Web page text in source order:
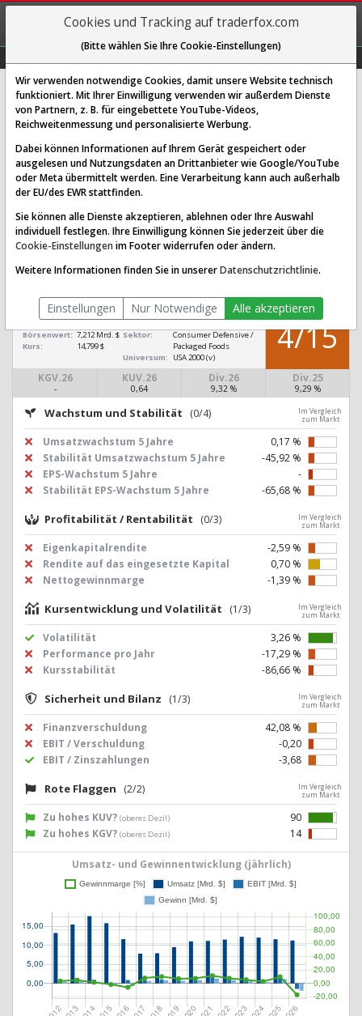
REGIS-
TRIEREN
ConAgra Brands Aktie: Realtime-
Kurs & Analyse (861259 | CAG)
SCORING SYSTEMS:
Qualitäts-Check Dividenden-Check
Wachstums-Check
Robustheits-Check
Qualitäts-Check:Ist die Aktie zum Investieren
Infos zum Score
ConAgra Brands[CAG 861259
US2058871029]
Börsenwert: 7,212 Mrd. $
Kurs:
14,799 $
Sektor:
Consumer Defensive /
Packaged Foods
Universum:
USA 2000 (v)
KGV.26
-
KUV.26
0,64
Div.26
9,32 %
Div.25
9,29 %
4/15
Wachstum und Stabilität (0/4)
Im Vergleich
zum Markt
Umsatzwachstum 5 Jahre
0,17 %
Stabilität Umsatzwachstum 5 Jahre
-45,92 %
EPS-Wachstum 5 Jahre
-
Stabilität EPS-Wachstum 5 Jahre
-65,68 %
Profitabilität / Rentabilität (0/3)
Im Vergleich
zum Markt
Eigenkapitalrendite
-2,59 %
Rendite auf das eingesetzte Kapital
0,70 %
Nettogewinnmarge
-1,39 %
Kursentwicklung und Volatilität (1/3)
Im Vergleich
zum Markt
Volatilität
3,26 %
Performance pro Jahr
-17,29 %
Kursstabilität
-86,66 %
Sicherheit und Bilanz (1/3)
Im Vergleich
zum Markt
Finanzverschuldung
42,08 %
EBIT / Verschuldung
-0,20
EBIT / Zinszahlungen
-3,68
Rote Flaggen (2/2)
Im Vergleich
zum Markt
Zu hohes KUV? (oberes Dezil)
90
Zu hohes KGV? (oberes Dezil) 14
Umsatz- und Gewinnentwicklung (jährlich)
Cookies und Tracking auf traderfox.com
(Bitte wählen Sie Ihre Cookie-Einstellungen)
Wir verwenden notwendige Cookies, damit unsere Website technisch
funktioniert. Mit Ihrer Einwilligung verwenden wir außerdem Dienste
von Partnern, z. B. für eingebettete YouTube-Videos,
Reichweitenmessung und personalisierte Werbung.
Dabei können Informationen auf Ihrem Gerät gespeichert oder
ausgelesen und Nutzungsdaten an Drittanbieter wie Google/YouTube
oder Meta übermittelt werden. Eine Verarbeitung kann auch außerhalb
der EU/des EWR stattfinden.
Sie können alle Dienste akzeptieren, ablehnen oder Ihre Auswahl
individuell festlegen. Ihre Einwilligung können Sie jederzeit über die
Cookie-Einstellungen im Footer widerrufen oder ändern.
Weitere Informationen finden Sie in unsererDatenschutzrichtlinie.
Einstellungen Nur Notwendige Alle akzeptieren